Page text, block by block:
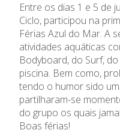
Instalações
Ofertas de emprego
Regulamentos
Jornal “O Coreto”
Privacidade
Atividades de Interrupção
Letiva
Academia de Línguas
Curso de Técnico/a de
à Família e à Comunidade
Ofertas de Emprego
SIGE
Secretariado de Exames
Entre os dias 1 e 5 de
Ciclo, participou na
Férias Azul do Mar. A
atividades aquáticas
Bodyboard, do Surf,
piscina. Bem como,
tendo o humor sido
partilharam-se
do grupo os quais
Boas férias!